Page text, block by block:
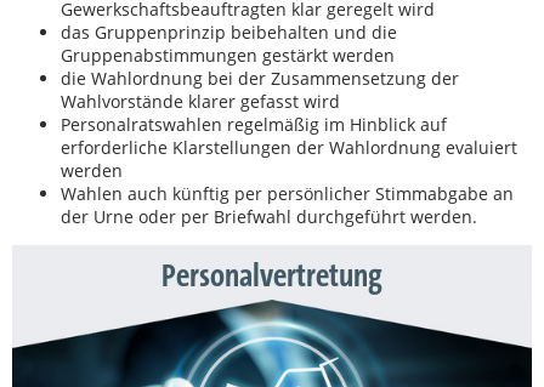
Gewerkschaftsbeauftragten klar geregelt wird
das Gruppenprinzip beibehalten und die
Gruppenabstimmungen gestärkt werden
die Wahlordnung bei der Zusammensetzung der
Wahlvorstände klarer gefasst wird
Personalratswahlen regelmäßig im Hinblick auf
erforderliche Klarstellungen der Wahlordnung evaluiert
werden
Wahlen auch künftig per persönlicher Stimmabgabe an
der Urne oder per Briefwahl durchgeführt werden.
Personalvertretung